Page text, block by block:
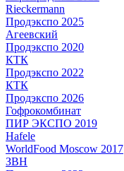
Rieckermann
Продэкспо 2025
Агеевский
Продэкспо 2020
КТК
Продэкспо 2022
КТК
Продэкспо 2026
Гофрокомбинат
ПИР ЭКСПО 2019
Hafele
WorldFood Moscow 2017
ЗВН